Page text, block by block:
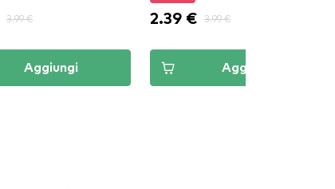
3.99 €
Aggiungi
2.39 € 3.99 €
Aggiungi